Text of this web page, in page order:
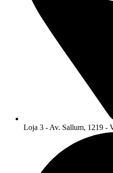
Loja 3 - Av. Sallum, 1219 -